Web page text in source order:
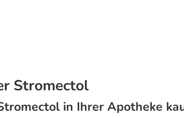
Stromectol
in Ihrer Apotheke